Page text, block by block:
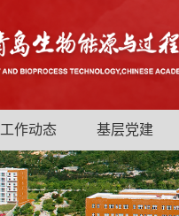
工作动态 基层党建